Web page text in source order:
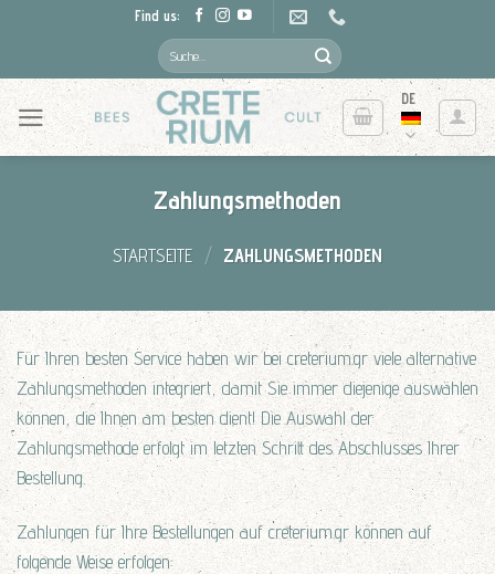
content
Find us:
Suche
nach:
DE
Zahlungsmethoden
STARTSEITE / ZAHLUNGSMETHODEN
Für Ihren besten Service haben wir bei creterium.gr viele alternative
Zahlungsmethoden integriert, damit Sie immer diejenige auswählen
können, die Ihnen am besten dient! Die Auswahl der
Zahlungsmethode erfolgt im letzten Schritt des Abschlusses Ihrer
Bestellung.
Zahlungen für Ihre Bestellungen auf creterium.gr können auf
folgende Weise erfolgen: